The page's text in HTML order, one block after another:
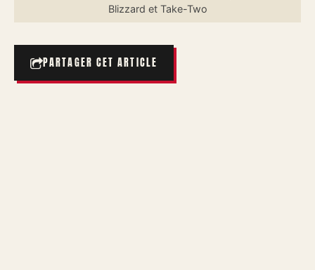
Blizzard et Take-Two
PARTAGER CET ARTICLE